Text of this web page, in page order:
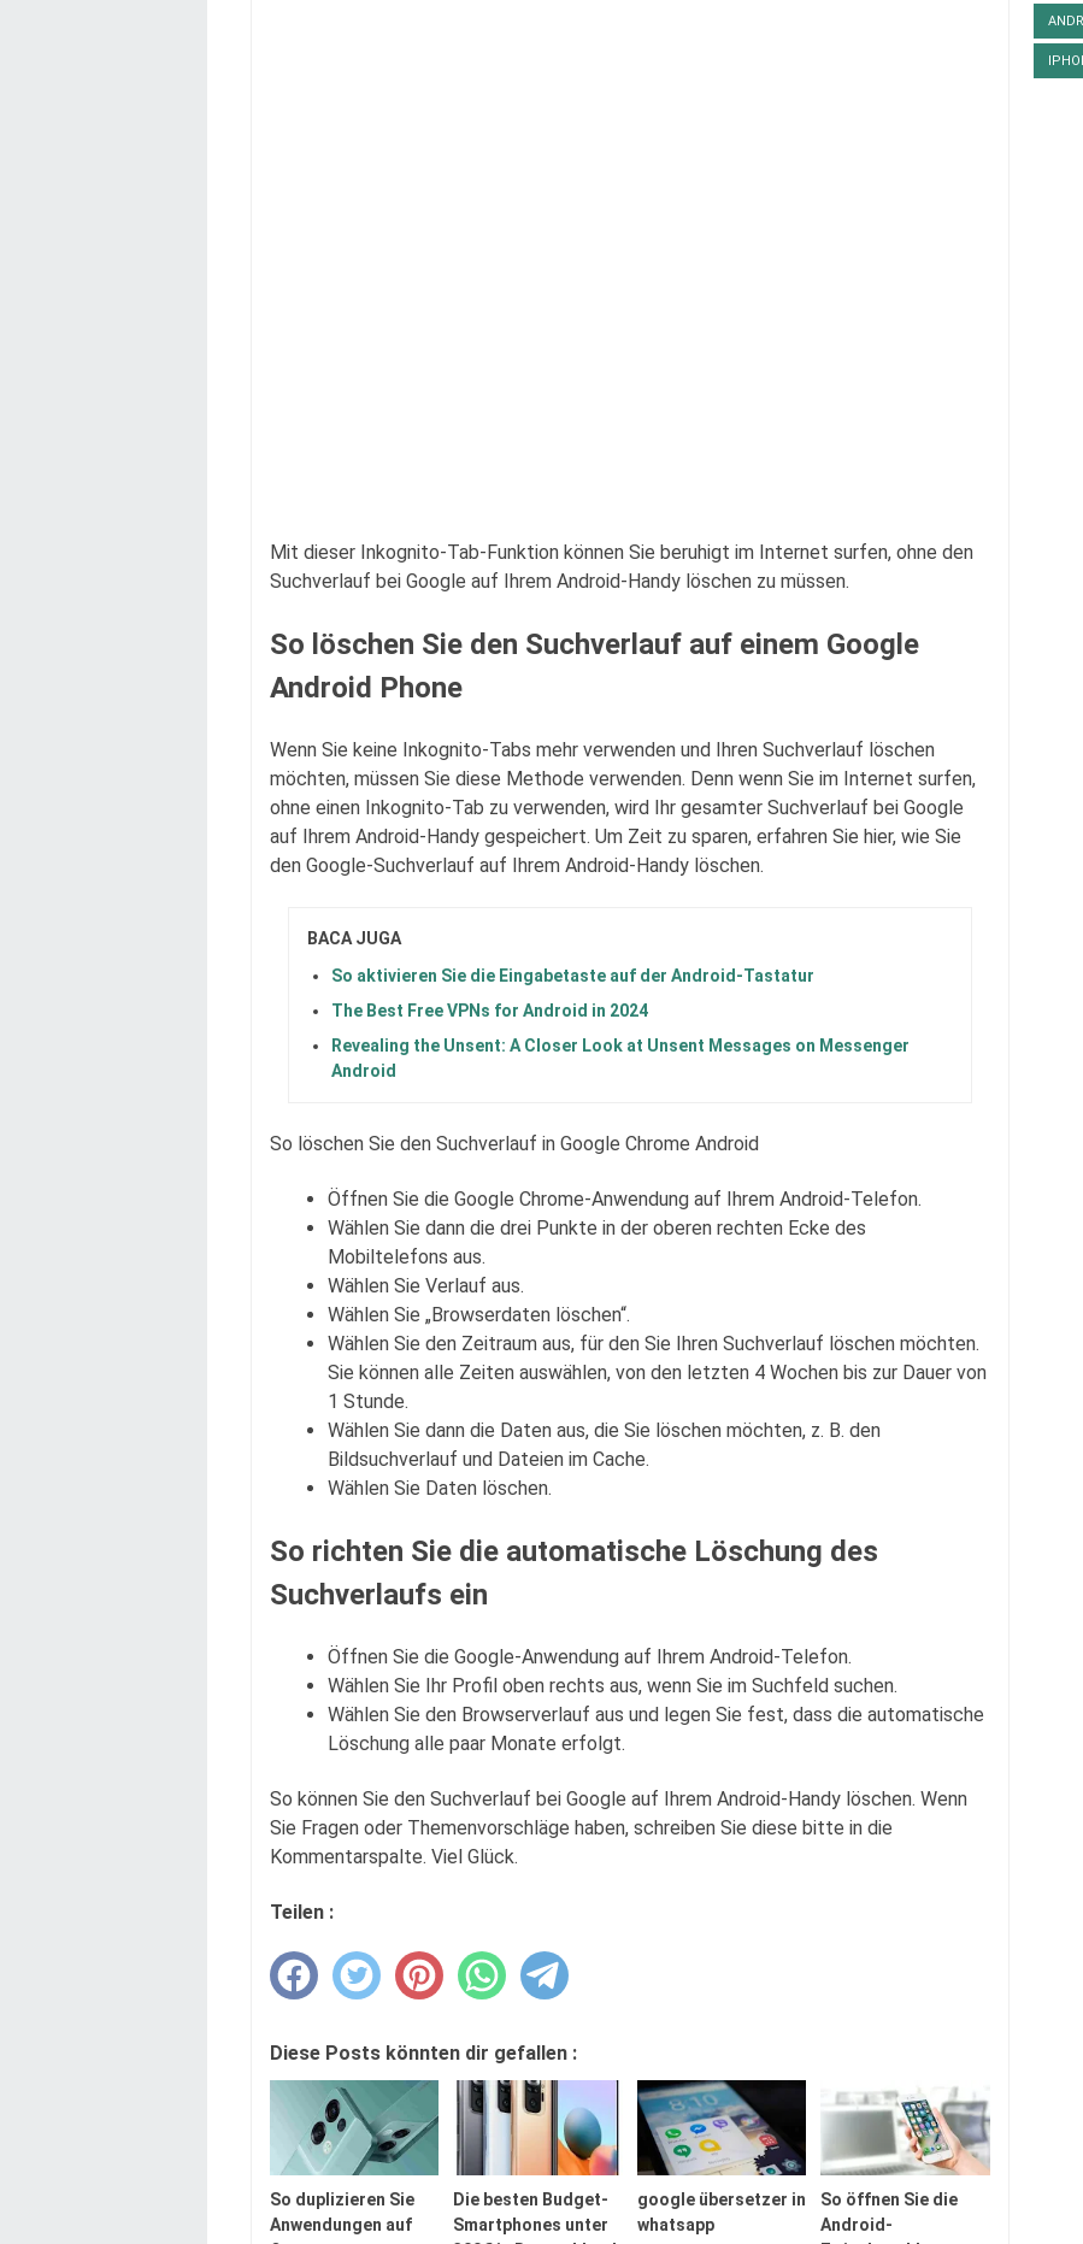
Mit dieser Inkognito-Tab-Funktion können Sie beruhigt im Internet surfen, ohne den
Suchverlauf bei Google auf Ihrem Android-Handy löschen zu müssen.
So löschen Sie den Suchverlauf auf einem Google
Android Phone
Wenn Sie keine Inkognito-Tabs mehr verwenden und Ihren Suchverlauf löschen
möchten, müssen Sie diese Methode verwenden. Denn wenn Sie im Internet surfen,
ohne einen Inkognito-Tab zu verwenden, wird Ihr gesamter Suchverlauf bei Google
auf Ihrem Android-Handy gespeichert. Um Zeit zu sparen, erfahren Sie hier, wie Sie
den Google-Suchverlauf auf Ihrem Android-Handy löschen.
BACA JUGA
So aktivieren Sie die Eingabetaste auf der Android-Tastatur
The Best Free VPNs for Android in 2024
Revealing the Unsent: A Closer Look at Unsent Messages on Messenger
Android
So löschen Sie den Suchverlauf in Google Chrome Android
Öffnen Sie die Google Chrome-Anwendung auf Ihrem Android-Telefon.
Wählen Sie dann die drei Punkte in der oberen rechten Ecke des
Mobiltelefons aus.
Wählen Sie Verlauf aus.
Wählen Sie „Browserdaten löschen“.
Wählen Sie den Zeitraum aus, für den Sie Ihren Suchverlauf löschen möchten.
Sie können alle Zeiten auswählen, von den letzten 4 Wochen bis zur Dauer von
1 Stunde.
Wählen Sie dann die Daten aus, die Sie löschen möchten, z. B. den
Bildsuchverlauf und Dateien im Cache.
Wählen Sie Daten löschen.
So richten Sie die automatische Löschung des
Suchverlaufs ein
Öffnen Sie die Google-Anwendung auf Ihrem Android-Telefon.
Wählen Sie Ihr Profil oben rechts aus, wenn Sie im Suchfeld suchen.
Wählen Sie den Browserverlauf aus und legen Sie fest, dass die automatische
Löschung alle paar Monate erfolgt.
So können Sie den Suchverlauf bei Google auf Ihrem Android-Handy löschen. Wenn
Sie Fragen oder Themenvorschläge haben, schreiben Sie diese bitte in die
Kommentarspalte. Viel Glück.
Teilen :
Diese Posts könnten dir gefallen :
So duplizieren Sie
Anwendungen auf
Die besten Budget-
Smartphones unter
google übersetzer in
whatsapp
So öffnen Sie die
Android-